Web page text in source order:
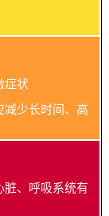
症状
减少长时间、高
、呼吸系统有